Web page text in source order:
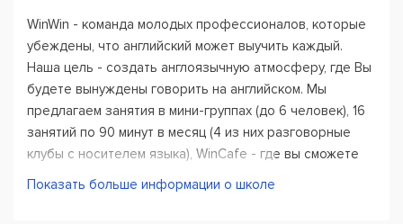
WinWin - команда молодых профессионалов, которые
убеждены, что английский может выучить каждый.
Наша цель - создать англоязычную атмосферу, где Вы
будете вынуждены говорить на английском. Мы
предлагаем занятия в мини-группах (до 6 человек), 16
занятий по 90 минут в месяц (4 из них разговорные
клубы с носителем языка), WinCafe - где вы сможете
говорить на английском в непринужденной
Показать больше информации о школе